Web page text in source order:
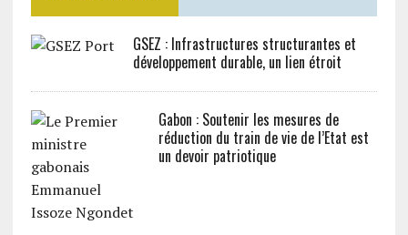
GSEZ : Infrastructures structurantes et
développement durable, un lien étroit
Gabon : Soutenir les mesures de
réduction du train de vie de l’Etat est
un devoir patriotique